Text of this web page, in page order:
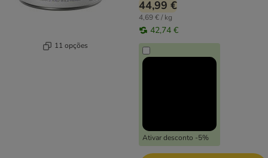
11 opções
44,99 €
4,69 € / kg
42,74 €
Ativar desconto -5%